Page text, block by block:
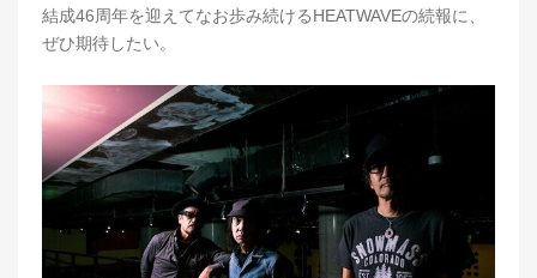
結成46周年を迎えてなお歩み続けるHEATWAVEの続報に、
ぜひ期待したい。